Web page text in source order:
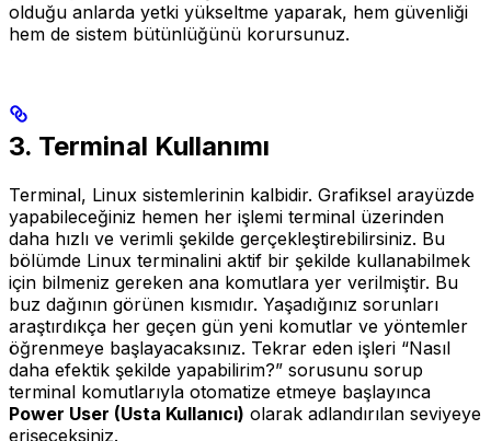
olduğu anlarda yetki yükseltme yaparak, hem güvenliği
hem de sistem bütünlüğünü korursunuz.
3. Terminal Kullanımı
Terminal, Linux sistemlerinin kalbidir. Grafiksel arayüzde
yapabileceğiniz hemen her işlemi terminal üzerinden
daha hızlı ve verimli şekilde gerçekleştirebilirsiniz. Bu
bölümde Linux terminalini aktif bir şekilde kullanabilmek
için bilmeniz gereken ana komutlara yer verilmiştir. Bu
buz dağının görünen kısmıdır. Yaşadığınız sorunları
araştırdıkça her geçen gün yeni komutlar ve yöntemler
öğrenmeye başlayacaksınız. Tekrar eden işleri “Nasıl
daha efektik şekilde yapabilirim?” sorusunu sorup
terminal komutlarıyla otomatize etmeye başlayınca
Power User (Usta Kullanıcı) olarak adlandırılan seviyeye
erişeceksiniz.